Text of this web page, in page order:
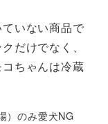
いない商品で
だけでなく、
ちゃんは冷蔵
）のみ愛犬NG